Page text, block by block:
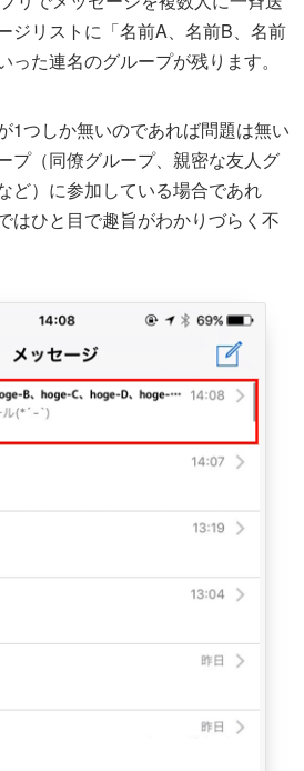
ジリストに「名前A、名前B、名前
た連名のグループが残ります。
1つしか無いのであれば問題は無い
プ（同僚グループ、親密な友人グ
ど）に参加している場合であれ
はひと目で趣旨がわかりづらく不